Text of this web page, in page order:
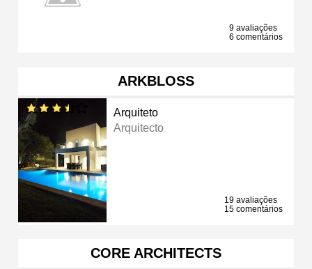
9 avaliações
6 comentários
ARKBLOSS
Arquiteto
Arquitecto
19 avaliações
15 comentários
CORE ARCHITECTS